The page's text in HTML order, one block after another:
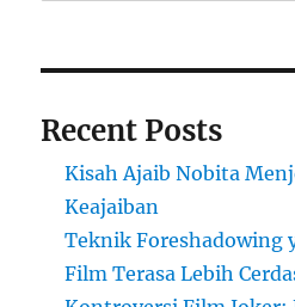
Recent Posts
Kisah Ajaib Nobita
Keajaiban
Teknik Foreshadowing
Film Terasa Lebih